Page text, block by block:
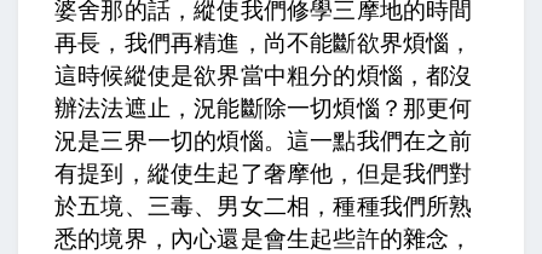
婆舍那的話，縱使我們修學三摩地的時間
再長，我們再精進，尚不能斷欲界煩惱，
這時候縱使是欲界當中粗分的煩惱，都沒
辦法法遮止，況能斷除一切煩惱？那更何
況是三界一切的煩惱。這一點我們在之前
有提到，縱使生起了奢摩他，但是我們對
於五境、三毒、男女二相，種種我們所熟
悉的境界，內心還是會生起些許的雜念，